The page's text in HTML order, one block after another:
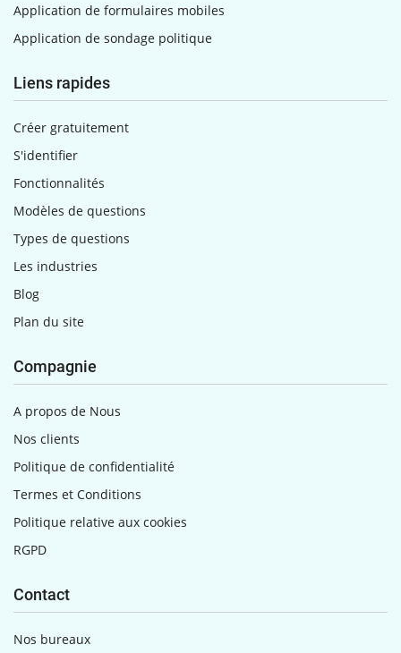
Application de formulaires mobiles
Application de sondage politique
Liens rapides
Créer gratuitement
S'identifier
Fonctionnalités
Modèles de questions
Types de questions
Les industries
Blog
Plan du site
Compagnie
A propos de Nous
Nos clients
Politique de confidentialité
Termes et Conditions
Politique relative aux cookies
RGPD
Contact
Nos bureaux